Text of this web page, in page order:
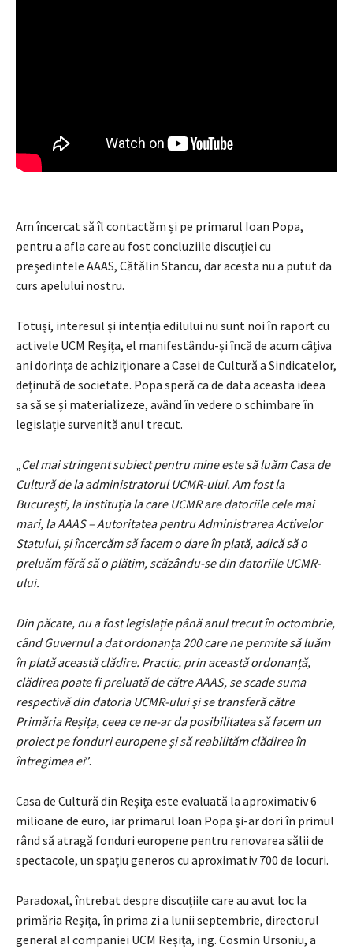
Am încercat să îl contactăm și pe primarul Ioan Popa,
pentru a afla care au fost concluziile discuției cu
președintele AAAS, Cătălin Stancu, dar acesta nu a putut da
curs apelului nostru.
Totuși, interesul și intenția edilului nu sunt noi în raport cu
activele UCM Reșița, el manifestându-și încă de acum câțiva
ani dorința de achiziționare a Casei de Cultură a Sindicatelor,
deținută de societate. Popa speră ca de data aceasta ideea
sa să se și materializeze, având în vedere o schimbare în
legislație survenită anul trecut.
„Cel mai stringent subiect pentru mine este să luăm Casa de
Cultură de la administratorul UCMR-ului. Am fost la
București, la instituția la care UCMR are datoriile cele mai
mari, la AAAS – Autoritatea pentru Administrarea Activelor
Statului, și încercăm să facem o dare în plată, adică să o
preluăm fără să o plătim, scăzându-se din datoriile UCMR-
ului.
Din păcate, nu a fost legislație până anul trecut în octombrie,
când Guvernul a dat ordonanța 200 care ne permite să luăm
în plată această clădire. Practic, prin această ordonanță,
clădirea poate fi preluată de către AAAS, se scade suma
respectivă din datoria UCMR-ului și se transferă către
Primăria Reșița, ceea ce ne-ar da posibilitatea să facem un
proiect pe fonduri europene și să reabilităm clădirea în
întregimea ei”.
Casa de Cultură din Reșița este evaluată la aproximativ 6
milioane de euro, iar primarul Ioan Popa și-ar dori în primul
rând să atragă fonduri europene pentru renovarea sălii de
spectacole, un spațiu generos cu aproximativ 700 de locuri.
Paradoxal, întrebat despre discuțiile care au avut loc la
primăria Reșița, în prima zi a lunii septembrie, directorul
general al companiei UCM Reșița, ing. Cosmin Ursoniu, a